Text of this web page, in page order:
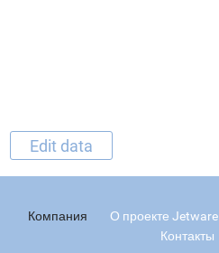
Edit data
Компания О проекте Jetware
Контакты